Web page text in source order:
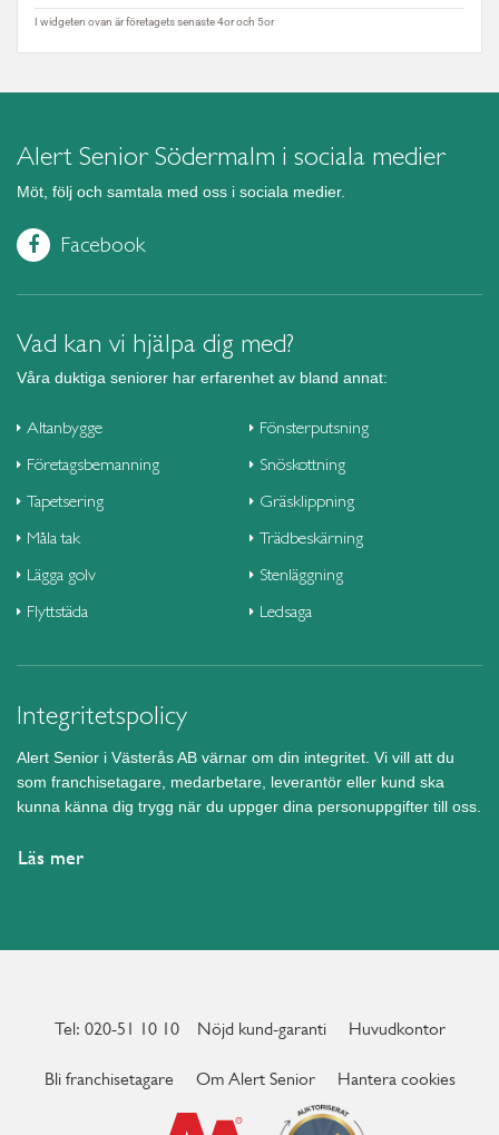
Alert Senior Södermalm i sociala medier
Möt, följ och samtala med oss i sociala medier.
Facebook
Vad kan vi hjälpa dig med?
Våra duktiga seniorer har erfarenhet av bland annat:
Altanbygge
Företagsbemanning
Tapetsering
Måla tak
Lägga golv
Flyttstäda
Fönsterputsning
Snöskottning
Gräsklippning
Trädbeskärning
Stenläggning
Ledsaga
Integritetspolicy
Alert Senior i Västerås AB värnar om din integritet. Vi vill att du
som franchisetagare, medarbetare, leverantör eller kund ska
kunna känna dig trygg när du uppger dina personuppgifter till oss.
Läs mer
Tel: 020-51 10 10 Nöjd kund-garanti Huvudkontor
Bli franchisetagare Om Alert Senior Hantera cookies